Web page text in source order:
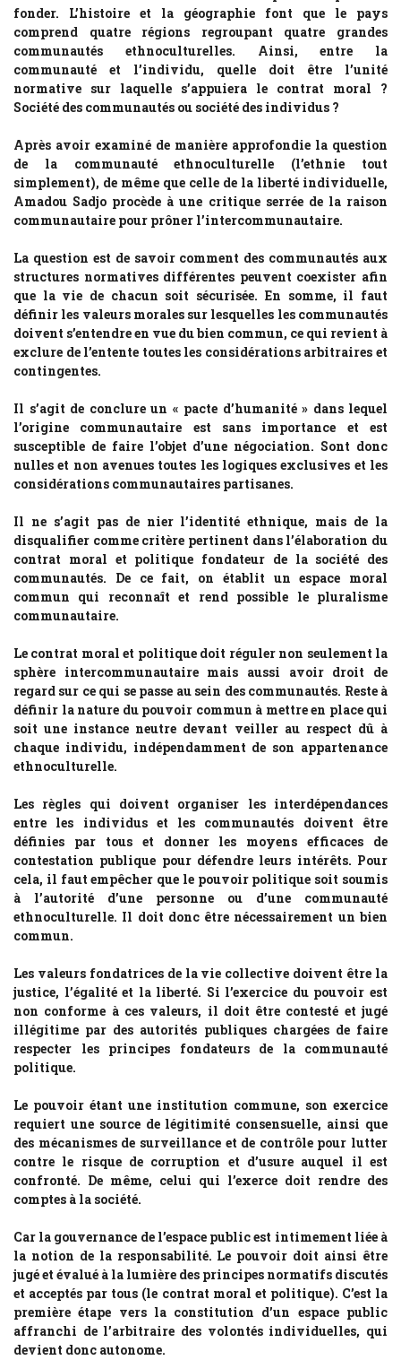
fonder. L’histoire et la géographie font que le pays
comprend quatre régions regroupant quatre grandes
communautés ethnoculturelles. Ainsi, entre la
communauté et l’individu, quelle doit être l’unité
normative sur laquelle s’appuiera le contrat moral ?
Société des communautés ou société des individus ?
Après avoir examiné de manière approfondie la question
de la communauté ethnoculturelle (l’ethnie tout
simplement), de même que celle de la liberté individuelle,
Amadou Sadjo procède à une critique serrée de la raison
communautaire pour prôner l’intercommunautaire.
La question est de savoir comment des communautés aux
structures normatives différentes peuvent coexister afin
que la vie de chacun soit sécurisée. En somme, il faut
définir les valeurs morales sur lesquelles les communautés
doivent s’entendre en vue du bien commun, ce qui revient à
exclure de l’entente toutes les considérations arbitraires et
contingentes.
Il s’agit de conclure un « pacte d’humanité » dans lequel
l’origine communautaire est sans importance et est
susceptible de faire l’objet d’une négociation. Sont donc
nulles et non avenues toutes les logiques exclusives et les
considérations communautaires partisanes.
Il ne s’agit pas de nier l’identité ethnique, mais de la
disqualifier comme critère pertinent dans l’élaboration du
contrat moral et politique fondateur de la société des
communautés. De ce fait, on établit un espace moral
commun qui reconnaît et rend possible le pluralisme
communautaire.
Le contrat moral et politique doit réguler non seulement la
sphère intercommunautaire mais aussi avoir droit de
regard sur ce qui se passe au sein des communautés. Reste à
définir la nature du pouvoir commun à mettre en place qui
soit une instance neutre devant veiller au respect dû à
chaque individu, indépendamment de son appartenance
ethnoculturelle.
Les règles qui doivent organiser les interdépendances
entre les individus et les communautés doivent être
définies par tous et donner les moyens efficaces de
contestation publique pour défendre leurs intérêts. Pour
cela, il faut empêcher que le pouvoir politique soit soumis
à l’autorité d’une personne ou d’une communauté
ethnoculturelle. Il doit donc être nécessairement un bien
commun.
Les valeurs fondatrices de la vie collective doivent être la
justice, l’égalité et la liberté. Si l’exercice du pouvoir est
non conforme à ces valeurs, il doit être contesté et jugé
illégitime par des autorités publiques chargées de faire
respecter les principes fondateurs de la communauté
politique.
Le pouvoir étant une institution commune, son exercice
requiert une source de légitimité consensuelle, ainsi que
des mécanismes de surveillance et de contrôle pour lutter
contre le risque de corruption et d’usure auquel il est
confronté. De même, celui qui l’exerce doit rendre des
comptes à la société.
Car la gouvernance de l’espace public est intimement liée à
la notion de la responsabilité. Le pouvoir doit ainsi être
jugé et évalué à la lumière des principes normatifs discutés
et acceptés par tous (le contrat moral et politique). C’est la
première étape vers la constitution d’un espace public
affranchi de l’arbitraire des volontés individuelles, qui
devient donc autonome.